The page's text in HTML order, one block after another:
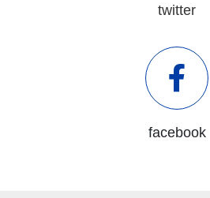
twitter
facebook